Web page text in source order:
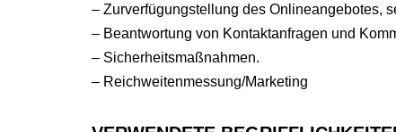
– Zurverfügungstellung des Onlineangebotes,
– Beantwortung von Kontaktanfragen und
– Sicherheitsmaßnahmen.
– Reichweitenmessung/Marketing